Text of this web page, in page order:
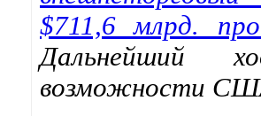
$711,6 млрд.
Дальнейший
возможности